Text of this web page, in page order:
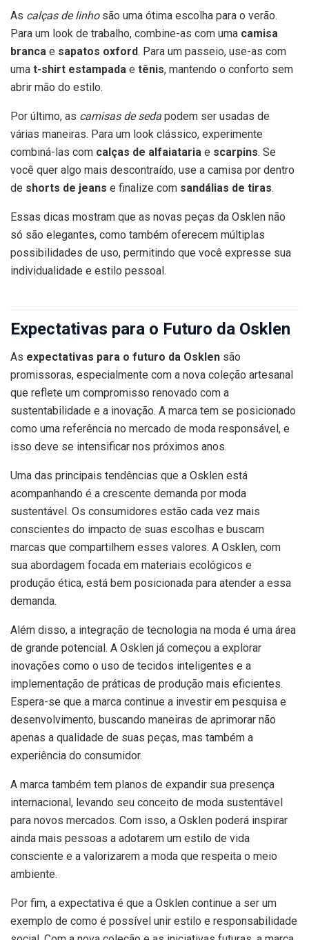
As calças de linhosão uma ótima escolha para o verão.
Para um look de trabalho, combine-as com uma camisa
branca e sapatos oxford. Para um passeio, use-as com
uma t-shirt estampada e tênis, mantendo o conforto sem
abrir mão do estilo.
Por último, as camisas de seda podem ser usadas de
várias maneiras. Para um look clássico, experimente
combiná-las com calças de alfaiataria e scarpins. Se
você quer algo mais descontraído, use a camisa por dentro
de shorts de jeans e finalize com sandálias de tiras.
Essas dicas mostram que as novas peças da Osklen não
só são elegantes, como também oferecem múltiplas
possibilidades de uso, permitindo que você expresse sua
individualidade e estilo pessoal.
Expectativas para o Futuro da Osklen
As expectativas para o futuro da Osklen são
promissoras, especialmente com a nova coleção artesanal
que reflete um compromisso renovado com a
sustentabilidade e a inovação. A marca tem se posicionado
como uma referência no mercado de moda responsável, e
isso deve se intensificar nos próximos anos.
Uma das principais tendências que a Osklen está
acompanhando é a crescente demanda por moda
sustentável. Os consumidores estão cada vez mais
conscientes do impacto de suas escolhas e buscam
marcas que compartilhem esses valores. A Osklen, com
sua abordagem focada em materiais ecológicos e
produção ética, está bem posicionada para atender a essa
demanda.
Além disso, a integração de tecnologia na moda é uma área
de grande potencial. A Osklen já começou a explorar
inovações como o uso de tecidos inteligentes e a
implementação de práticas de produção mais eficientes.
Espera-se que a marca continue a investir em pesquisa e
desenvolvimento, buscando maneiras de aprimorar não
apenas a qualidade de suas peças, mas também a
experiência do consumidor.
A marca também tem planos de expandir sua presença
internacional, levando seu conceito de moda sustentável
para novos mercados. Com isso, a Osklen poderá inspirar
ainda mais pessoas a adotarem um estilo de vida
consciente e a valorizarem a moda que respeita o meio
ambiente.
Por fim, a expectativa é que a Osklen continue a ser um
exemplo de como é possível unir estilo e responsabilidade